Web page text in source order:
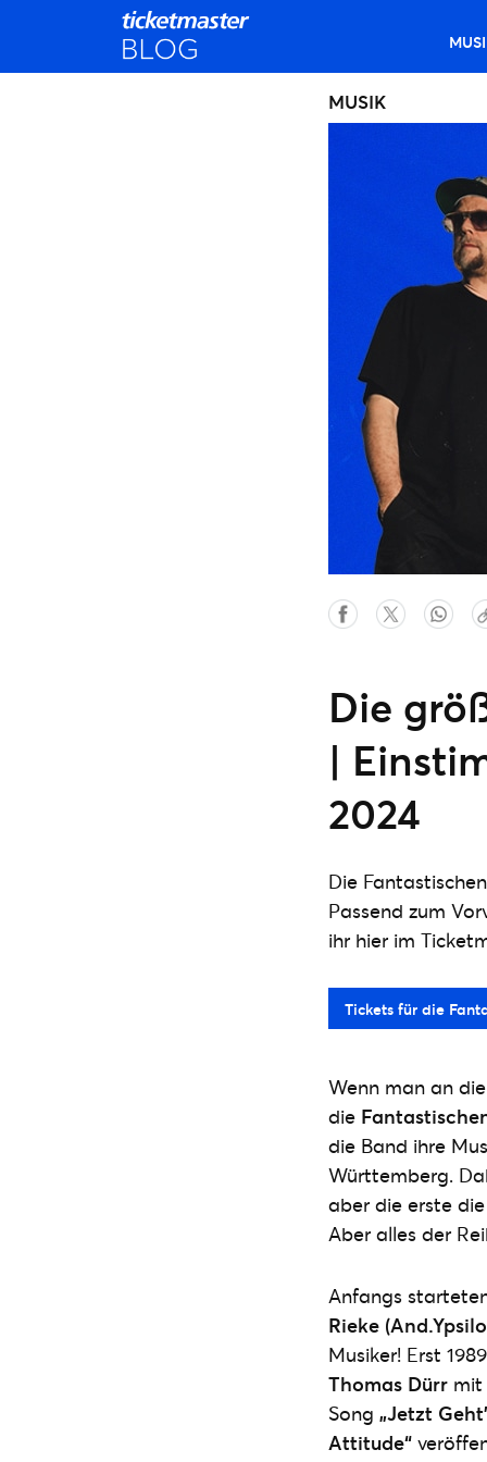
MUSIK
Die
|
2024
Die
Passend zum
ihr hier im
Tickets für die
Wenn man an
die
die Band ihre
Württemberg.
aber die erste
Aber alles der
Anfangs
Rieke
Musiker! Erst
Thomas Dürr mit
Song „Jetzt
Attitude“